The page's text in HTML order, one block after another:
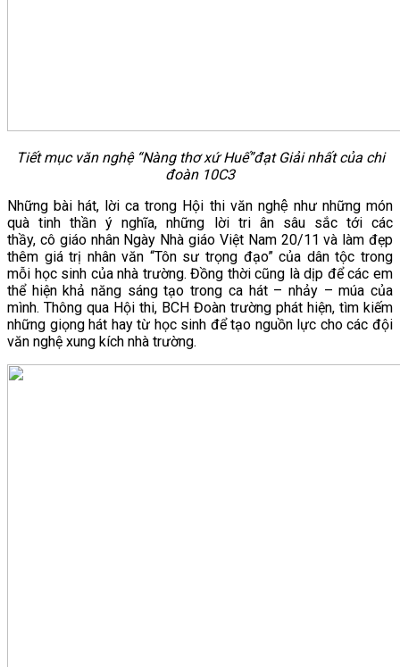
Tiết mục văn nghệ “Nàng thơ xứ Huế”đạt Giải nhất của chi
đoàn 10C3
Những bài hát, lời ca trong Hội thi văn nghệ như những món
quà tinh thần ý nghĩa, những lời tri ân sâu sắc tới các
thầy, cô giáo nhân Ngày Nhà giáo Việt Nam 20/11 và làm đẹp
thêm giá trị nhân văn “Tôn sư trọng đạo” của dân tộc trong
mỗi học sinh của nhà trường. Đồng thời cũng là dịp để các em
thể hiện khả năng sáng tạo trong ca hát – nhảy – múa của
mình. Thông qua Hội thi, BCH Đoàn trường phát hiện, tìm kiếm
những giọng hát hay từ học sinh để tạo nguồn lực cho các đội
văn nghệ xung kích nhà trường.